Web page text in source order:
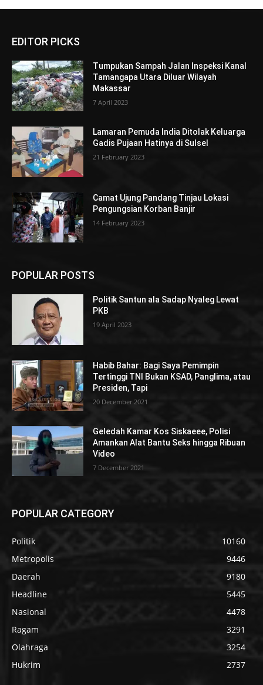
EDITOR PICKS
Tumpukan Sampah Jalan Inspeksi Kanal
Tamangapa Utara Diluar Wilayah
Makassar
7 April 2023
Lamaran Pemuda India Ditolak Keluarga
Gadis Pujaan Hatinya di Sulsel
21 February 2023
Camat Ujung Pandang Tinjau Lokasi
Pengungsian Korban Banjir
14 February 2023
POPULAR POSTS
Politik Santun ala Sadap Nyaleg Lewat
PKB
19 April 2023
Habib Bahar: Bagi Saya Pemimpin
Tertinggi TNI Bukan KSAD, Panglima, atau
Presiden, Tapi
20 December 2021
Geledah Kamar Kos Siskaeee, Polisi
Amankan Alat Bantu Seks hingga Ribuan
Video
7 December 2021
POPULAR CATEGORY
Politik
10160
Metropolis
9446
Daerah
9180
Headline
5445
Nasional
4478
Ragam
3291
Olahraga
3254
Hukrim
2737